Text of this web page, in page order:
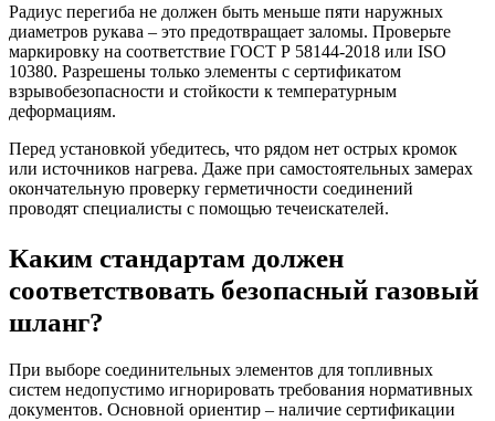
Радиус перегиба не должен быть меньше пяти наружных
диаметров рукава – это предотвращает заломы. Проверьте
маркировку на соответствие ГОСТ Р 58144-2018 или ISO
10380. Разрешены только элементы с сертификатом
взрывобезопасности и стойкости к температурным
деформациям.
Перед установкой убедитесь, что рядом нет острых кромок
или источников нагрева. Даже при самостоятельных замерах
окончательную проверку герметичности соединений
проводят специалисты с помощью течеискателей.
Каким стандартам должен
соответствовать безопасный газовый
шланг?
При выборе соединительных элементов для топливных
систем недопустимо игнорировать требования нормативных
документов. Основной ориентир – наличие сертификации